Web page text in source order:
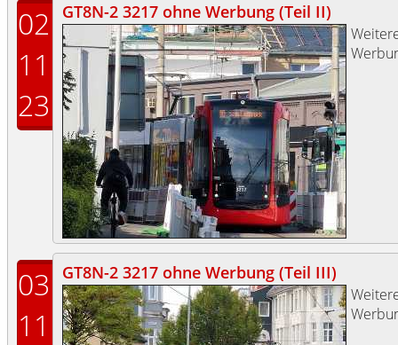
02
11
23
GT8N-2 3217 ohne Werbung (Teil II)
03
11
GT8N-2 3217 ohne Werbung (Teil III)